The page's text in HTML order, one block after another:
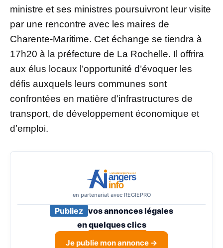
ministre et ses ministres poursuivront leur visite
par une rencontre avec les maires de
Charente-Maritime. Cet échange se tiendra à
17h20 à la préfecture de La Rochelle. Il offrira
aux élus locaux l’opportunité d’évoquer les
défis auxquels leurs communes sont
confrontées en matière d’infrastructures de
transport, de développement économique et
d’emploi.
en partenariat avec REGIEPRO
Publiez vos annonces légales
enquelques clics
Je publie mon annonce →